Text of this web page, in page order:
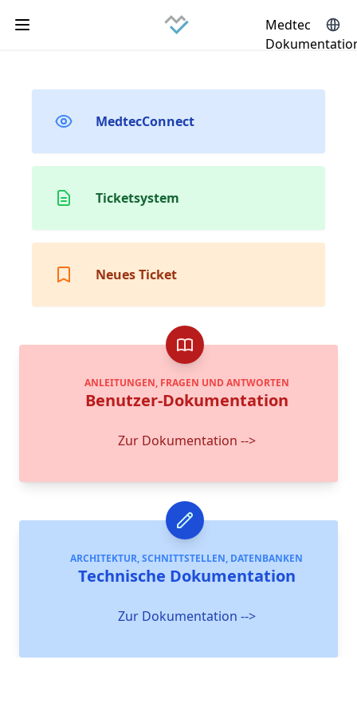
Medtec
MedtecConnect
Ticketsystem
Neues Ticket
ANLEITUNGEN, FRAGEN UND ANTWORTEN
Benutzer-Dokumentation
Zur Dokumentation -->
ARCHITEKTUR, SCHNITTSTELLEN, DATENBANKEN
Technische Dokumentation
Zur Dokumentation -->